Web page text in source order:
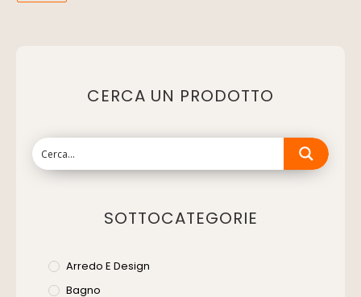
CERCA UN PRODOTTO
SOTTOCATEGORIE
Arredo E Design
Bagno